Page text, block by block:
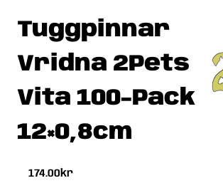
Tuggpinnar
Vridna 2Pets
Vita 100-Pack
12×0,8cm
174.00kr